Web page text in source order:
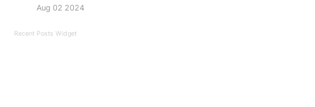
Aug 02 2024
Recent Posts Widget